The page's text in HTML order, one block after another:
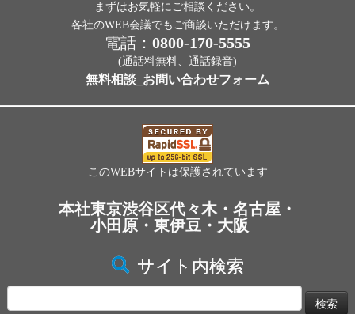
まずはお気軽にご相談ください。
各社のWEB会議でもご商談いただけます。
電話： 0800-170-5555
(通話料無料、通話録音)
無料相談_お問い合わせフォーム
このWEBサイトは保護されています
本社東京渋谷区代々木・名古屋・
小田原・東伊豆・大阪
サイト内検索
索: